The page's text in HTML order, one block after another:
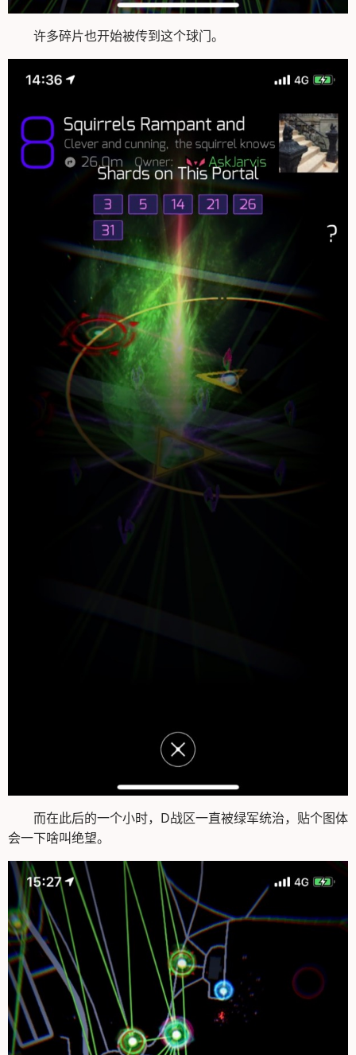
许多碎片也开始被传到这个球门。
而在此后的一个小时，D战区一直被绿军统治，贴个图体
会一下啥叫绝望。